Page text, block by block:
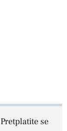
se